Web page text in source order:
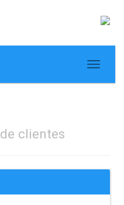
de clientes